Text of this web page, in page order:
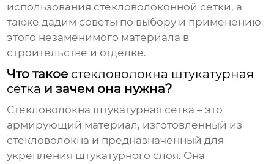
использования стекловолоконной сетки, а
также дадим советы по выбору и применению
этого незаменимого материала в
строительстве и отделке.
Что такое стекловолокна штукатурная
сетка и зачем она нужна?
Стекловолокна штукатурная сетка – это
армирующий материал, изготовленный из
стекловолокна и предназначенный для
укрепления штукатурного слоя. Она